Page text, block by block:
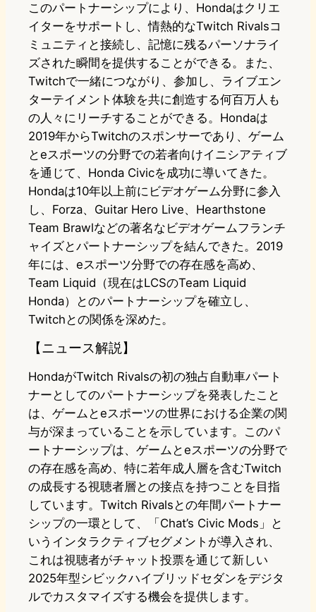
このパートナーシップにより、Hondaはクリエ
イターをサポートし、情熱的なTwitch Rivalsコ
ミュニティと接続し、記憶に残るパーソナライ
ズされた瞬間を提供することができる。また、
Twitchで一緒につながり、参加し、ライブエン
ターテイメント体験を共に創造する何百万人も
の人々にリーチすることができる。Hondaは
2019年からTwitchのスポンサーであり、ゲーム
とeスポーツの分野での若者向けイニシアティブ
を通じて、Honda Civicを成功に導いてきた。
Hondaは10年以上前にビデオゲーム分野に参入
し、Forza、Guitar Hero Live、Hearthstone
Team Brawlなどの著名なビデオゲームフランチ
ャイズとパートナーシップを結んできた。2019
年には、eスポーツ分野での存在感を高め、
Team Liquid（現在はLCSのTeam Liquid
Honda）とのパートナーシップを確立し、
Twitchとの関係を深めた。
【ニュース解説】
HondaがTwitch Rivalsの初の独占自動車パート
ナーとしてのパートナーシップを発表したこと
は、ゲームとeスポーツの世界における企業の関
与が深まっていることを示しています。このパ
ートナーシップは、ゲームとeスポーツの分野で
の存在感を高め、特に若年成人層を含むTwitch
の成長する視聴者層との接点を持つことを目指
しています。Twitch Rivalsとの年間パートナー
シップの一環として、「Chat’s Civic Mods」と
いうインタラクティブセグメントが導入され、
これは視聴者がチャット投票を通じて新しい
2025年型シビックハイブリッドセダンをデジタ
ルでカスタマイズする機会を提供します。